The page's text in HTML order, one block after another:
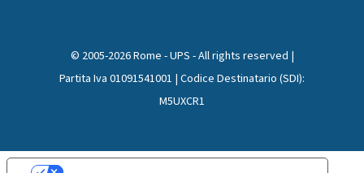
© 2005-2026 Rome - UPS - All rights reserved |
Partita Iva 01091541001 | Codice Destinatario (SDI):
M5UXCR1